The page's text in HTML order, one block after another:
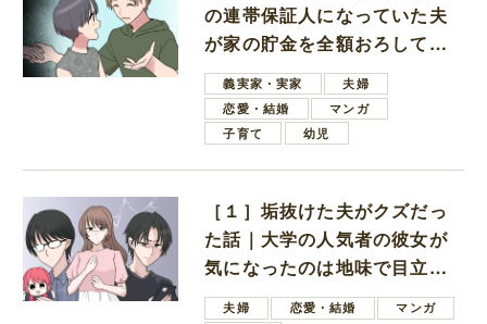
の連帯保証人になっていた夫
が家の貯金を全額おろしてほ
しいと言ってきた
義実家・実家
夫婦
恋愛・結婚
マンガ
子育て
幼児
［１］垢抜けた夫がクズだっ
た話｜大学の人気者の彼女が
気になったのは地味で目立た
ない男子学生
夫婦 恋愛・結婚
マンガ